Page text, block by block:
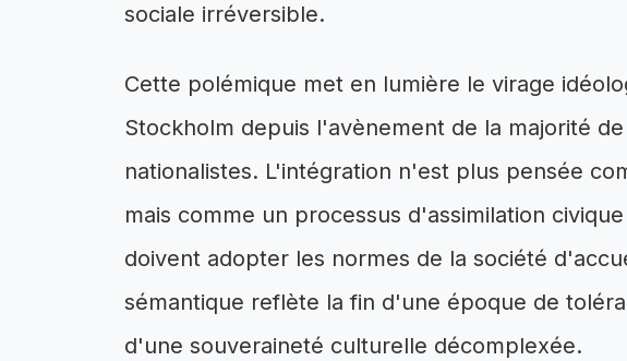
sociale irréversible.
Cette polémique met en lumière le virage
Stockholm depuis l'avènement de la majorité
nationalistes. L'intégration n'est plus pensée
mais comme un processus d'assimilation
doivent adopter les normes de la société
sémantique reflète la fin d'une époque de
d'une souveraineté culturelle décomplexée.